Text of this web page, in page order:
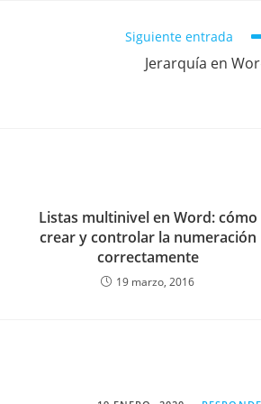
Siguiente entrada
Jerarquía en
Listas multinivel en Word: cómo
crear y controlar la numeración
correctamente
19 marzo, 2016